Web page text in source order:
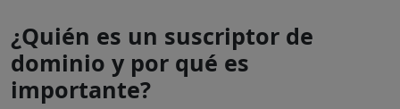
¿Quién es un suscriptor de
dominio y por qué es
importante?